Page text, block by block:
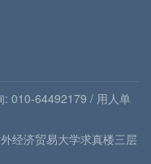
010-64492179 / 用人单
经济贸易大学求真楼三层